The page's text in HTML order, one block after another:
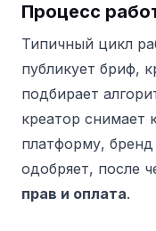
Процесс
Типичный цикл
публикует бриф,
подбирает
креатор снимает
платформу,
одобряет, после
прав и оплата.